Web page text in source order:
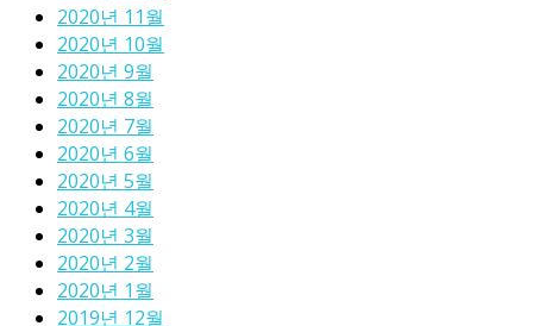
2020년 11월
2020년 10월
2020년 9월
2020년 8월
2020년 7월
2020년 6월
2020년 5월
2020년 4월
2020년 3월
2020년 2월
2020년 1월
2019년 12월